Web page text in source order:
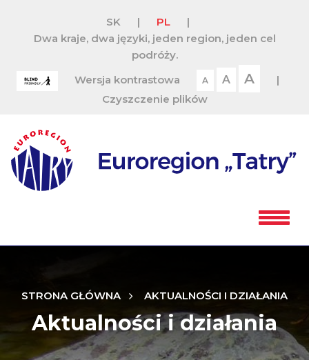
SK | PL
|
Dwa kraje, dwa języki, jeden region, jeden cel
podróży.
Wersja kontrastowa
A A A
|
Czyszczenie plików
STRONA GŁÓWNA AKTUALNOŚCI I DZIAŁANIA
Aktualności i działania